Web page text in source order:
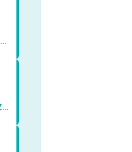
Visszatekintés - családi nap 2026. június 06.
Jubileumi vándor rózsafűzér a Názáret Otthonban